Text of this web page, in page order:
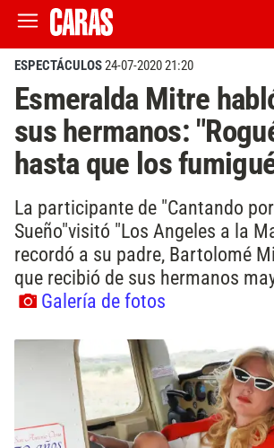
ESPECTÁCULOS24-07-2020 21:20
Esmeralda Mitre
sus hermanos:
hasta que los
La participante de "Cantando
Sueño"visitó "Los Angeles a la
recordó a su padre, Bartolomé
que recibió de sus hermanos
Galería de fotos